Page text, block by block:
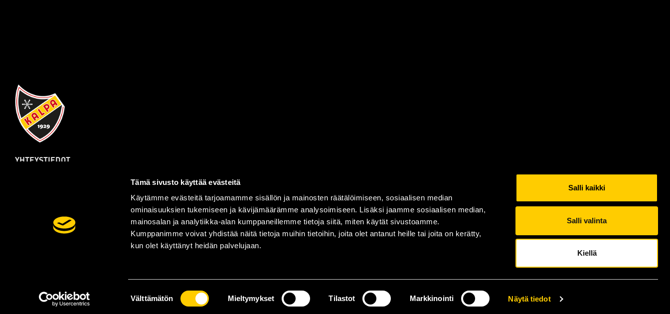
Tämä sivusto käyttää evästeitä
Käytämme evästeitä tarjoamamme sisällön ja mainosten räätälöimiseen, sosiaalisen median
ominaisuuksien tukemiseen ja kävijämäärämme analysoimiseen. Lisäksi jaamme sosiaalisen median,
mainosalan ja analytiikka-alan kumppaneillemme tietoja siitä, miten käytät sivustoamme.
Kumppanimme voivat yhdistää näitä tietoja muihin tietoihin, joita olet antanut heille tai joita on kerätty,
kun olet käyttänyt heidän palvelujaan.
Välttämätön Mieltymykset Tilastot Markkinointi Näytä tiedot
Salli kaikki
Salli valinta
Kiellä
YHTEYSTIEDOT
Laajemmat yhteystiedot
| ToiminnanohjausjärjestelmäWiseEventpowered by
WiseNetwork